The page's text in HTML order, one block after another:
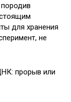
для хранения
не